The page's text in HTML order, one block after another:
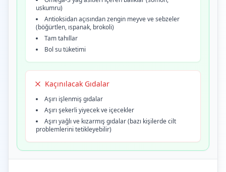
uskumru)
Antioksidan açısından zengin meyve ve sebzeler
(böğürtlen, ıspanak, brokoli)
Tam tahıllar
Bol su tüketimi
Kaçınılacak Gıdalar
Aşırı işlenmiş gıdalar
Aşırı şekerli yiyecek ve içecekler
Aşırı yağlı ve kızarmış gıdalar (bazı kişilerde cilt
problemlerini tetikleyebilir)